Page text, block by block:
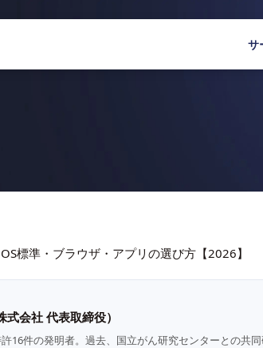
サ
標準・ブラウザ・アプリの選び方【2026】
会社 代表取締役）
16件の発明者。過去、国立がん研究センターとの共